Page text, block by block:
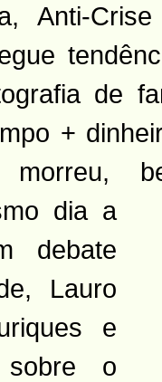
Anti-
de
+
morreu,
dia a
debate
Lauro
e
sobre o